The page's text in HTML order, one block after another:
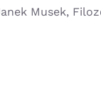
Musek,